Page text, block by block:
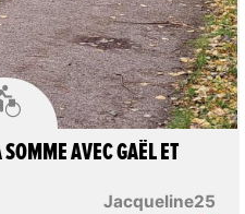
Jacqueline25
SOMME AVEC GAËL ET